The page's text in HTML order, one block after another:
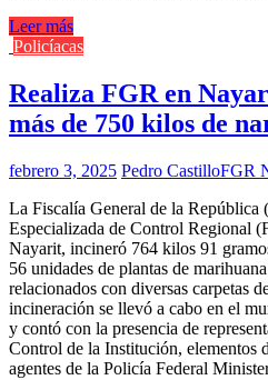
Leer más
Policíacas
Realiza FGR en
más de 750 kilos de
febrero 3, 2025 Pedro CastilloFGR
La Fiscalía General de la República
Especializada de Control Regional
Nayarit, incineró 764 kilos 91
56 unidades de plantas de
relacionados con diversas carpetas
incineración se llevó a cabo en el
y contó con la presencia de
Control de la Institución, elementos
agentes de la Policía Federal